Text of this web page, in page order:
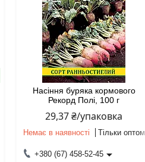
Насіння буряка кормового
Рекорд Полі, 100 г
29,37 ₴/упаковка
Немає в наявності Тільки оптом
+380 (67) 458-52-45